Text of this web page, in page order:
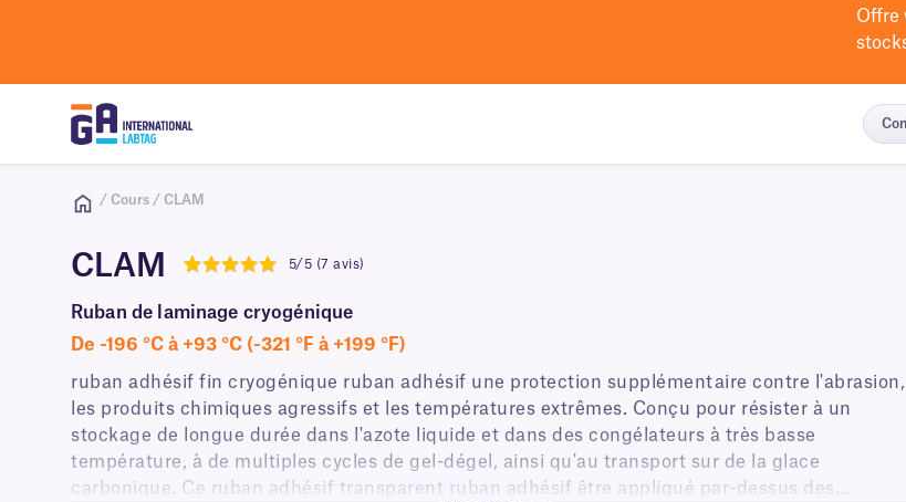
Offre
/ Cours / CLAM
CLAM 5/5 (7 avis)
Ruban de laminage cryogénique
De -196 °C à +93 °C (-321 °F à +199 °F)
ruban adhésif fin cryogénique ruban adhésif une protection supplémentaire contre l'abrasion,
les produits chimiques agressifs et les températures extrêmes. Conçu pour résister à un
stockage de longue durée dans l'azote liquide et dans des congélateurs à très basse
température, à de multiples cycles de gel-dégel, ainsi qu'au transport sur de la glace
carbonique. Ce ruban adhésif transparent ruban adhésif être appliqué par-dessus des